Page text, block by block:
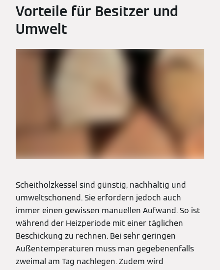
Vorteile für Besitzer und
Umwelt
Scheitholzkessel sind günstig, nachhaltig und
umweltschonend. Sie erfordern jedoch auch
immer einen gewissen manuellen Aufwand. So ist
während der Heizperiode mit einer täglichen
Beschickung zu rechnen. Bei sehr geringen
Außentemperaturen muss man gegebenenfalls
zweimal am Tag nachlegen. Zudem wird